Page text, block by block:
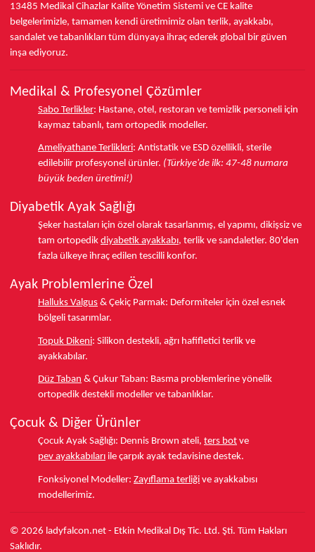
13485 Medikal Cihazlar Kalite Yönetim Sistemi ve CE kalite
belgelerimizle, tamamen kendi üretimimiz olan terlik, ayakkabı,
sandalet ve tabanlıkları tüm dünyaya ihraç ederek global bir güven
inşa ediyoruz.
Medikal & Profesyonel Çözümler
Sabo Terlikler: Hastane, otel, restoran ve temizlik personeli için
kaymaz tabanlı, tam ortopedik modeller.
Ameliyathane Terlikleri: Antistatik ve ESD özellikli, sterile
edilebilir profesyonel ürünler. (Türkiye'de ilk: 47-48 numara
büyük beden üretimi!)
Diyabetik Ayak Sağlığı
Şeker hastaları için özel olarak tasarlanmış, el yapımı, dikişsiz ve
tam ortopedik diyabetik ayakkabı, terlik ve sandaletler. 80'den
fazla ülkeye ihraç edilen tescilli konfor.
Ayak Problemlerine Özel
Halluks Valgus & Çekiç Parmak: Deformiteler için özel esnek
bölgeli tasarımlar.
Topuk Dikeni: Silikon destekli, ağrı hafifletici terlik ve
ayakkabılar.
Düz Taban & Çukur Taban: Basma problemlerine yönelik
ortopedik destekli modeller ve tabanlıklar.
Çocuk & Diğer Ürünler
Çocuk Ayak Sağlığı: Dennis Brown ateli, ters bot ve
pev ayakkabıları ile çarpık ayak tedavisine destek.
Fonksiyonel Modeller: Zayıflama terliği ve ayakkabısı
modellerimiz.
© 2026 ladyfalcon.net - Etkin Medikal Dış Tic. Ltd. Şti. Tüm Hakları
Saklıdır.